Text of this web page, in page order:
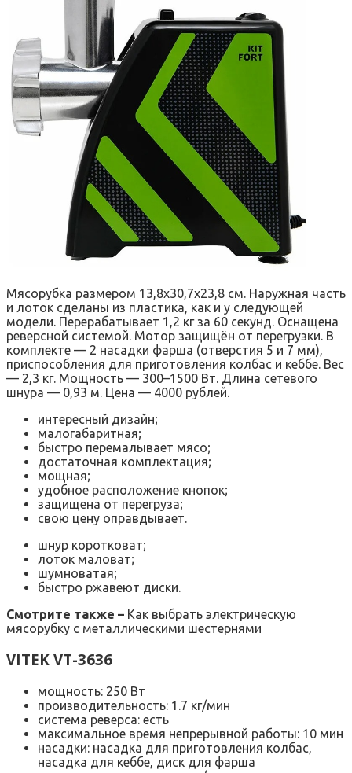
Мясорубка размером 13,8х30,7х23,8 см. Наружная часть
и лоток сделаны из пластика, как и у следующей
модели. Перерабатывает 1,2 кг за 60 секунд. Оснащена
реверсной системой. Мотор защищён от перегрузки. В
комплекте — 2 насадки фарша (отверстия 5 и 7 мм),
приспособления для приготовления колбас и кеббе. Вес
— 2,3 кг. Мощность — 300–1500 Вт. Длина сетевого
шнура — 0,93 м. Цена — 4000 рублей.
интересный дизайн;
малогабаритная;
быстро перемалывает мясо;
достаточная комплектация;
мощная;
удобное расположение кнопок;
защищена от перегруза;
свою цену оправдывает.
шнур коротковат;
лоток маловат;
шумноватая;
быстро ржавеют диски.
Смотрите также – Как выбрать электрическую
мясорубку с металлическими шестернями
VITEK VT-3636
мощность: 250 Вт
производительность: 1.7 кг/мин
система реверса: есть
максимальное время непрерывной работы: 10 мин
насадки: насадка для приготовления колбас,
насадка для кеббе, диск для фарша